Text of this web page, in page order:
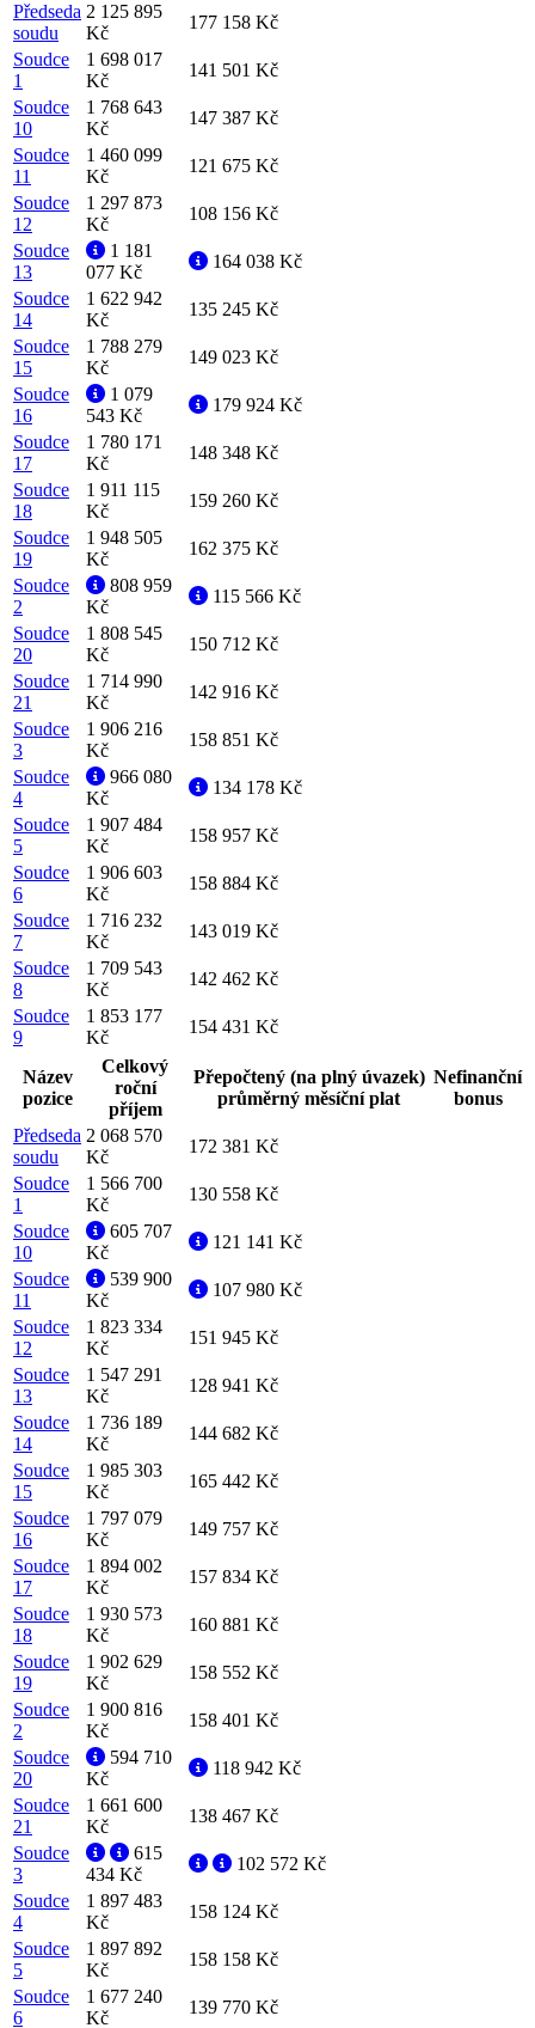
Předseda
soudu
2 125 895
Kč
177 158 Kč
Soudce
1
1 698 017
Kč
141 501 Kč
Soudce
10
1 768 643
Kč
147 387 Kč
Soudce
11
1 460 099
Kč
121 675 Kč
Soudce
12
1 297 873
Kč
108 156 Kč
Soudce
13
1 181
077 Kč
164 038 Kč
Soudce
14
1 622 942
Kč
135 245 Kč
Soudce
15
1 788 279
Kč
149 023 Kč
Soudce
16
1 079
543 Kč
179 924 Kč
Soudce
17
1 780 171
Kč
148 348 Kč
Soudce
18
1 911 115
Kč
159 260 Kč
Soudce
19
1 948 505
Kč
162 375 Kč
Soudce
2
808 959
Kč
115 566 Kč
Soudce
20
1 808 545
Kč
150 712 Kč
Soudce
21
1 714 990
Kč
142 916 Kč
Soudce
3
1 906 216
Kč
158 851 Kč
Soudce
4
966 080
Kč
134 178 Kč
Soudce
5
1 907 484
Kč
158 957 Kč
Soudce
6
1 906 603
Kč
158 884 Kč
Soudce
7
1 716 232
Kč
143 019 Kč
Soudce
8
1 709 543
Kč
142 462 Kč
Soudce
9
1 853 177
Kč
154 431 Kč
Název
pozice
Celkový
roční
příjem
Přepočtený (na plný úvazek)
průměrný měsíční plat
Nefinanční
bonus
Předseda
soudu
2 068 570
Kč
172 381 Kč
Soudce
1
1 566 700
Kč
130 558 Kč
Soudce
10
605 707
Kč
121 141 Kč
Soudce
11
539 900
Kč
107 980 Kč
Soudce
12
1 823 334
Kč
151 945 Kč
Soudce
13
1 547 291
Kč
128 941 Kč
Soudce
14
1 736 189
Kč
144 682 Kč
Soudce
15
1 985 303
Kč
165 442 Kč
Soudce
16
1 797 079
Kč
149 757 Kč
Soudce
17
1 894 002
Kč
157 834 Kč
Soudce
18
1 930 573
Kč
160 881 Kč
Soudce
19
1 902 629
Kč
158 552 Kč
Soudce
2
1 900 816
Kč
158 401 Kč
Soudce
20
594 710
Kč
118 942 Kč
Soudce
21
1 661 600
Kč
138 467 Kč
Soudce
3
615
434 Kč
102 572 Kč
Soudce
4
1 897 483
Kč
158 124 Kč
Soudce
5
1 897 892
Kč
158 158 Kč
Soudce
6
1 677 240
Kč
139 770 Kč